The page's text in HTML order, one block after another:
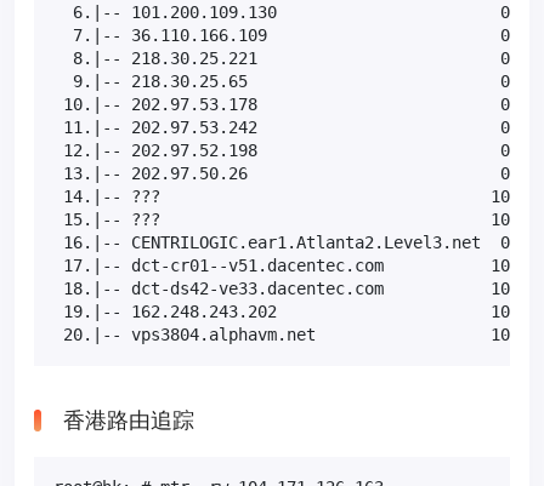
6.|-- 101.200.109.130
7.|-- 36.110.166.109
8.|-- 218.30.25.221
9.|-- 218.30.25.65
10.|-- 202.97.53.178
11.|-- 202.97.53.242
12.|-- 202.97.52.198                         0.0%
13.|-- 202.97.50.26                          0.0%
14.|-- ???                                  100.0
15.|-- ???                                  100.0
16.|-- CENTRILOGIC.ear1.Atlanta2.Level3.net
17.|-- dct-cr01--v51.dacentec.com
18.|-- dct-ds42-ve33.dacentec.com
19.|-- 162.248.243.202                      10.0%
20.|-- vps3804.alphavm.net                  10.0%
香港路由追踪